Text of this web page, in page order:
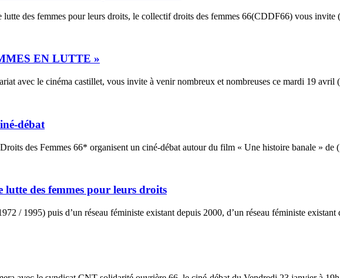
lutte des femmes pour leurs droits, le collectif droits des femmes 66(CDDF66) vous invite
EN LUTTE »
avec le cinéma castillet, vous invite à venir nombreux et nombreuses ce mardi 19 avril
débat
des Femmes 66* organisent un ciné-débat autour du film « Une histoire banale » de
des femmes pour leurs droits
/ 1995) puis d’un réseau féministe existant depuis 2000, d’un réseau féministe existant